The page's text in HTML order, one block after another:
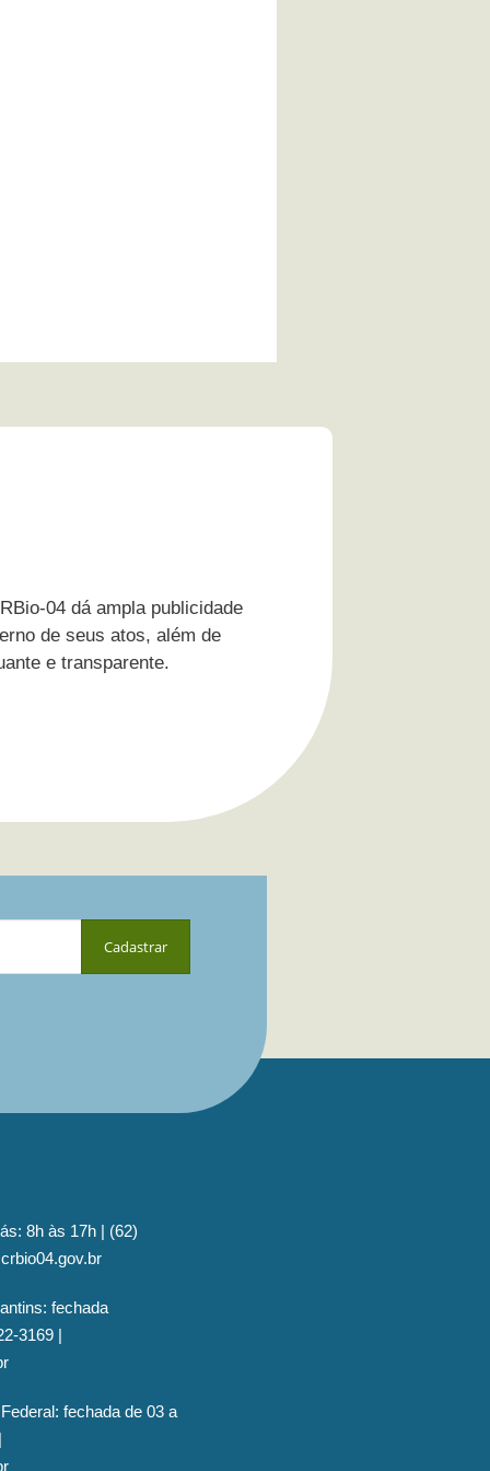
04 dá ampla publicidade
de seus atos, além de
e transparente.
8h às 17h | (62)
fechada
3169 |
fechada de 03 a